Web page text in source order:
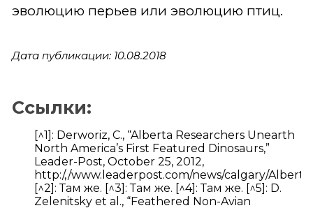
эволюцию перьев или эволюцию птиц.
Дата публикации: 10.08.2018
Ссылки:
[^1]: Derworiz, C., “Alberta Researchers Unearth
North America’s First Featured Dinosaurs,”
Leader-Post, October 25, 2012,
http:/,/www.leaderpost.com/news/calgary/
[^2]: Там же. [^3]: Там же. [^4]: Там же. [^5]: D.
Zelenitsky et al., “Feathered Non-Avian